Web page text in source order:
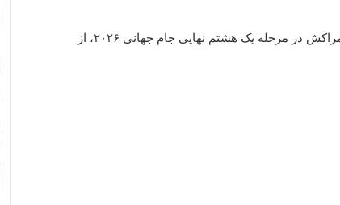
جسی مارش، سرمربی تیم ملی کانادا، پس از شکست تیمش مقابل مراکش در مرحله یک هشتم نهایی جام جهانی ۲۰۲۶، از